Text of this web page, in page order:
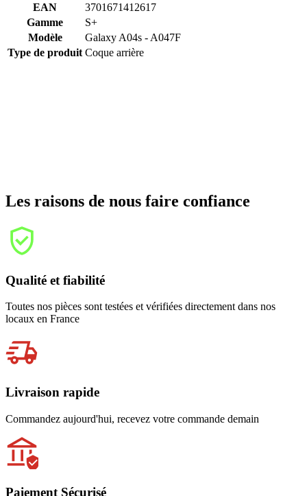
EAN
3701671412617
Gamme
S+
Modèle
Galaxy A04s - A047F
Type de produit Coque arrière
Les raisons de nous faire confiance
Qualité et fiabilité
Toutes nos pièces sont testées et vérifiées directement dans nos
locaux en France
Livraison rapide
Commandez aujourd'hui, recevez votre commande demain
Paiement Sécurisé